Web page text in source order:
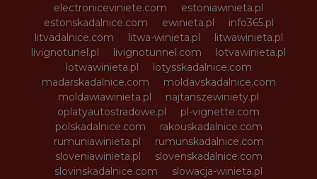
electroniceviniete.com
estoniawinieta.pl
estonskadalnice.com
ewinieta.pl
info365.pl
litvadalnice.com
litwa-winieta.pl
litwawinieta.pl
livignotunel.pl
livignotunnel.com
lotvawinieta.pl
lotwawinieta.pl
lotysskadalnice.com
madarskadalnice.com
moldavskadalnice.com
moldawiawinieta.pl
najtanszewiniety.pl
oplatyautostradowe.pl
pl-vignette.com
polskadalnice.com
rakouskadalnice.com
rumuniawinieta.pl
rumunskadalnice.com
sloveniawinieta.pl
slovenskadalnice.com
slovinskadalnice.com
slowacja-winieta.pl